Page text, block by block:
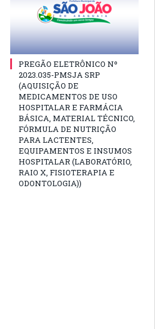
PREGÃO ELETRÔNICO Nº
2023.035-PMSJA SRP
(AQUISIÇÃO DE
MEDICAMENTOS DE USO
HOSPITALAR E FARMÁCIA
BÁSICA, MATERIAL TÉCNICO,
FÓRMULA DE NUTRIÇÃO
PARA LACTENTES,
EQUIPAMENTOS E INSUMOS
HOSPITALAR (LABORATÓRIO,
RAIO X, FISIOTERAPIA E
ODONTOLOGIA))